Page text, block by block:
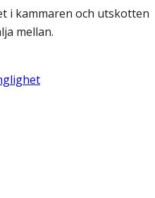
i kammaren och utskotten
mellan.